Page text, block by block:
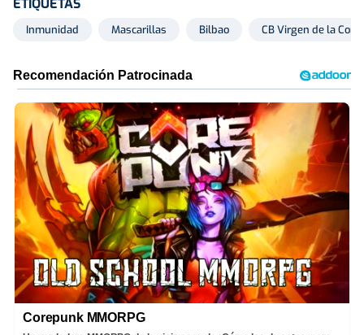
Inmunidad Mascarillas Bilbao CB Virgen de la
Corepunk MMORPG